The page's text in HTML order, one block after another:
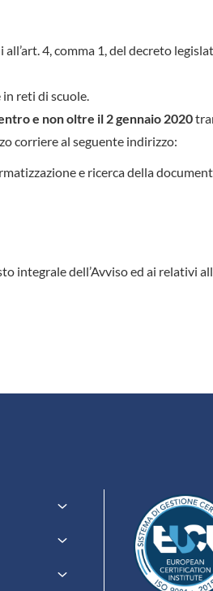
4, comma 1, del decreto
in reti di scuole.
e non oltre il 2 gennaio 2020
corriere al seguente indirizzo:
e ricerca della
integrale dell’Avviso ed ai relativi